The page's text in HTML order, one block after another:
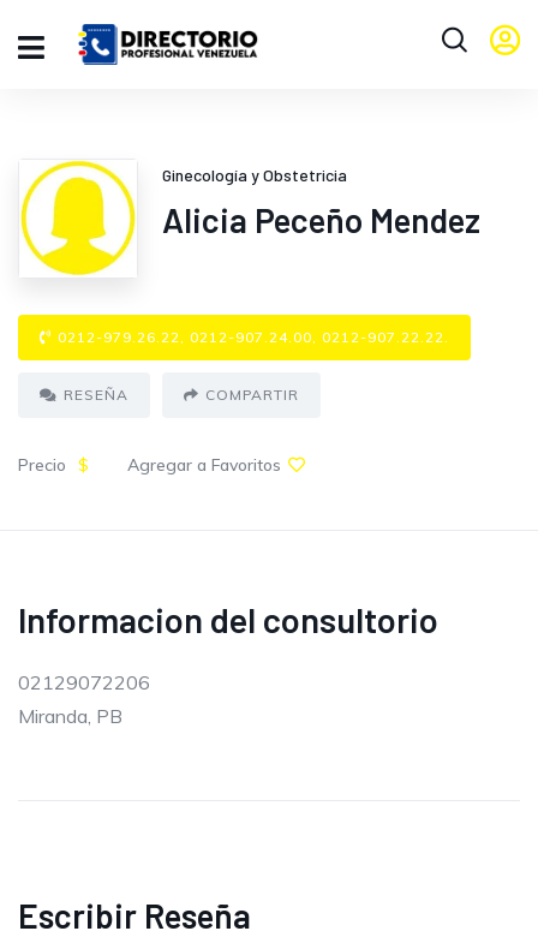
Ginecología y Obstetricia
Alicia Peceño Mendez
0212-979.26.22, 0212-907.24.00, 0212-907.22.22.
RESEÑA COMPARTIR
Precio $ Agregar a Favoritos
Informacion del consultorio
02129072206
Miranda, PB
Escribir Reseña